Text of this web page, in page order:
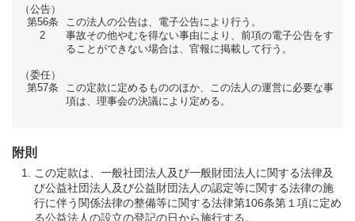
（公告）
第56条
この法人の公告は、電子公告により行う。
2
事故その他やむを得ない事由により、前項の電子公告をす
ることができない場合は、官報に掲載して行う。
（委任）
第57条
この定款に定めるもののほか、この法人の運営に必要な事
項は、理事会の決議により定める。
附則
この定款は、一般社団法人及び一般財団法人に関する法律及
び公益社団法人及び公益財団法人の認定等に関する法律の施
行に伴う関係法律の整備等に関する法律第106条第１項に定め
る公益法人の設立の登記の日から施行する。